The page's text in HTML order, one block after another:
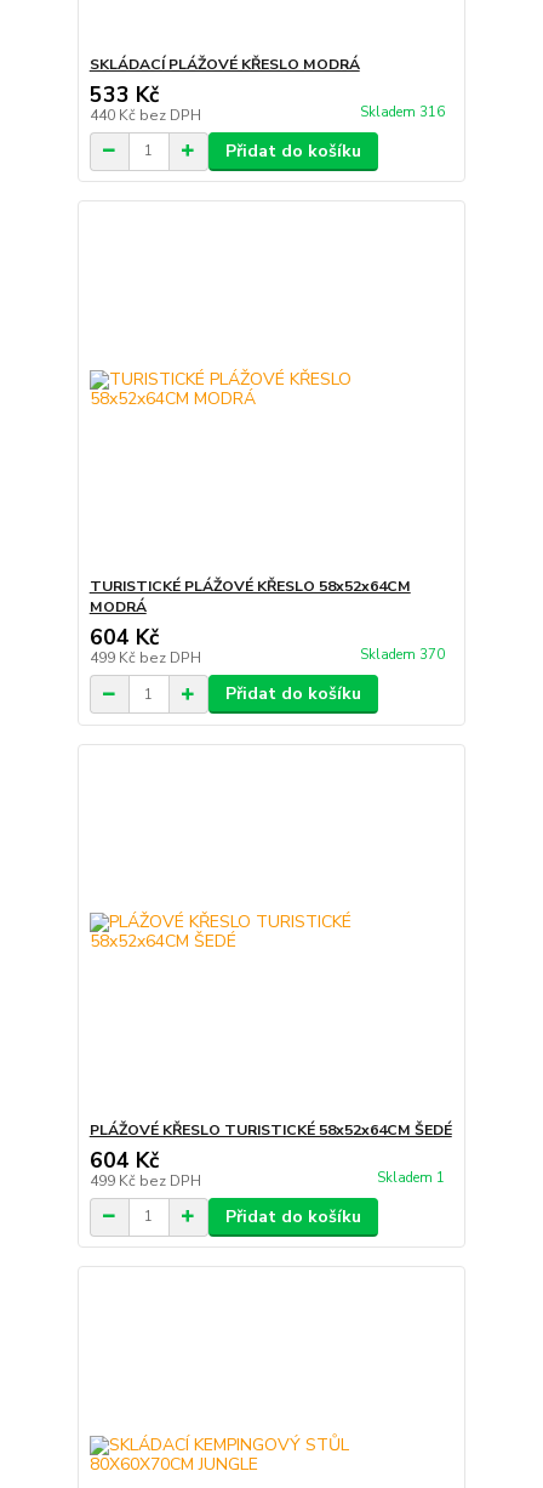
SKLÁDACÍ PLÁŽOVÉ KŘESLO MODRÁ
533 Kč
440 Kč bez DPH Skladem 316
Přidat do košíku
TURISTICKÉ PLÁŽOVÉ KŘESLO 58x52x64CM
MODRÁ
604 Kč
499 Kč bez DPH Skladem 370
Přidat do košíku
PLÁŽOVÉ KŘESLO TURISTICKÉ 58x52x64CM ŠEDÉ
604 Kč
499 Kč bez DPH Skladem 1
Přidat do košíku